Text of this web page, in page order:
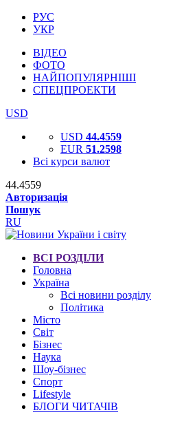
РУС
УКР
ВІДЕО
ФОТО
НАЙПОПУЛЯРНІШІ
СПЕЦПРОЕКТИ
USD
USD 44.4559
EUR 51.2598
Всі курси валют
44.4559
Авторизація
Пошук
RU
ВСІ РОЗДІЛИ
Головна
Україна
Всі новини розділу
Політика
Місто
Світ
Бізнес
Наука
Шоу-бізнес
Спорт
Lifestyle
БЛОГИ ЧИТАЧІВ